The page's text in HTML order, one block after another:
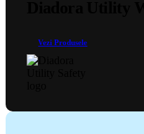
Vezi Produsele